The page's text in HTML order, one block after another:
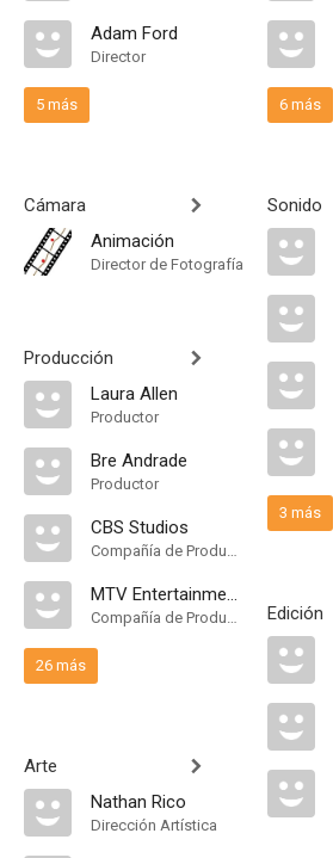
Adam Ford
Director
5 más
Cámara
Animación
Director de Fotografía
Producción
Laura Allen
Productor
Bre Andrade
Productor
CBS Studios
Compañía de Produccion
MTV Entertainment Studios
Compañía de Produccion
26 más
Arte
Nathan Rico
Dirección Artística
6 más
Sonido
3 más
Edición